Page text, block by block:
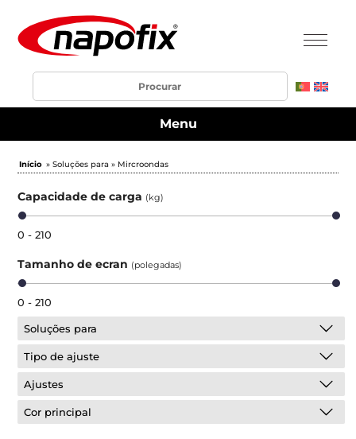
Menu
Início » Soluções para » Mircroondas
Capacidade de carga (kg)
0 - 210
Tamanho de ecran (polegadas)
0 - 210
Soluções para
Tipo de ajuste
Ajustes
Cor principal